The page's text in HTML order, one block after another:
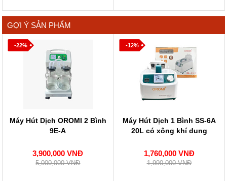
GỢI Ý SẢN PHẨM
-22%
Máy Hút Dịch OROMI 2 Bình
9E-A
3,900,000 VNĐ
5,000,000 VNĐ
-12%
Máy Hút Dịch 1 Bình SS-6A
20L có xông khí dung
1,760,000 VNĐ
1,990,000 VNĐ